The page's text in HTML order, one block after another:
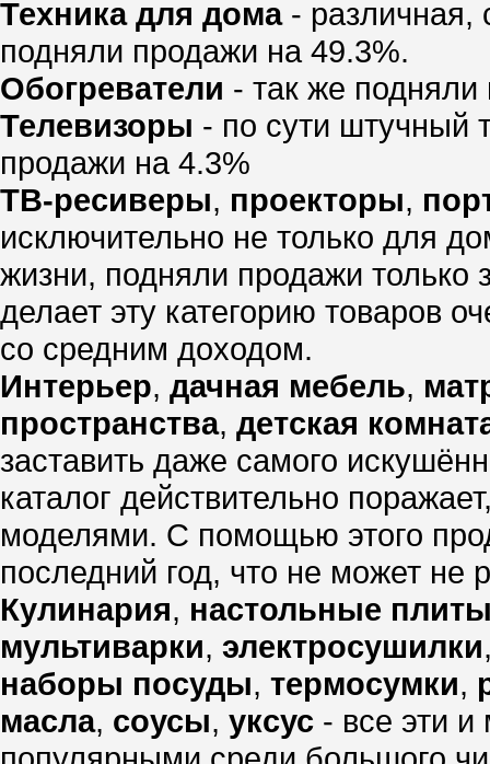
Техника для дома- различная,
подняли продажи на 49.3%.
Обогреватели - так же подняли
Телевизоры - по сути штучный
продажи на 4.3%
ТВ-ресиверы, проекторы,
исключительно не только для
жизни, подняли продажи только
делает эту категорию товаров
со средним доходом.
Интерьер, дачная мебель,
пространства, детская
заставить даже самого
каталог действительно
моделями. С помощью этого
последний год, что не может не
Кулинария, настольные
мультиварки, электросушилки
наборы посуды, термосумки,
масла, соусы, уксус - все эти и